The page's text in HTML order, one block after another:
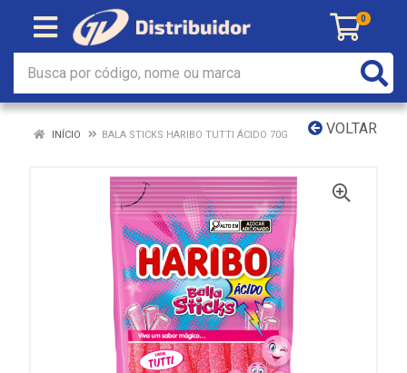
0
VOLTAR
INÍCIO BALA STICKS HARIBO TUTTI ÁCIDO 70G